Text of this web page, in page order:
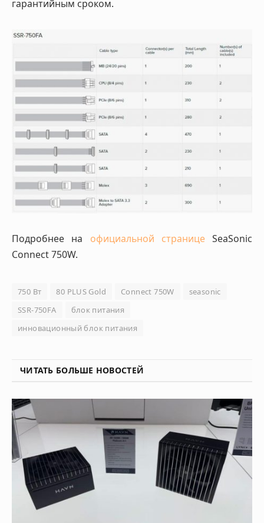
гарантийным сроком.
Подробнее на официальной страницеSeaSonic
Connect 750W.
750 Вт 80 PLUS Gold Connect 750W
seasonic
SSR-750FA
блок питания
инновационный блок питания
ЧИТАТЬ БОЛЬШЕ НОВОСТЕЙ